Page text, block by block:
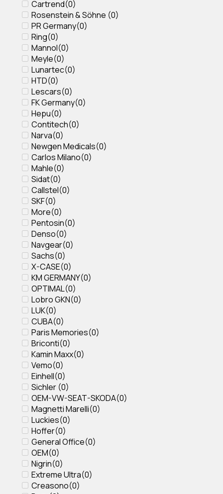
Cartrend(0)
Rosenstein & Söhne (0)
PR Germany(0)
Ring(0)
Mannol(0)
Meyle(0)
Lunartec(0)
HTD(0)
Lescars(0)
FK Germany(0)
Hepu(0)
Contitech(0)
Narva(0)
Newgen Medicals(0)
Carlos Milano(0)
Mahle(0)
Sidat(0)
Callstel(0)
SKF(0)
More(0)
Pentosin(0)
Denso(0)
Navgear(0)
Sachs(0)
X-CASE(0)
KM GERMANY(0)
OPTIMAL(0)
Lobro GKN(0)
LUK(0)
CUBA(0)
Paris Memories(0)
Briconti(0)
Kamin Maxx(0)
Vemo(0)
Einhell(0)
Sichler (0)
OEM-VW-SEAT-SKODA(0)
Magnetti Marelli(0)
Luckies(0)
Hoffer(0)
General Office(0)
OEM(0)
Nigrin(0)
Extreme Ultra(0)
Creasono(0)